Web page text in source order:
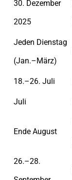
30. Dezember
2025
Jeden Dienstag
(Jan.–März)
18.–26. Juli
Juli
Ende August
26.–28.